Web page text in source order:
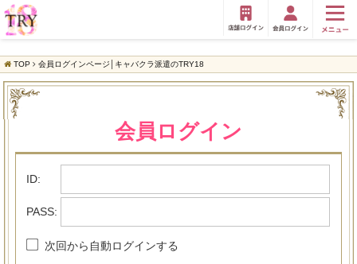
TOP 会員ログインページ│キャバクラ派遣のTRY18
会員ログイン
ID:
PASS:
次回から自動ログインする